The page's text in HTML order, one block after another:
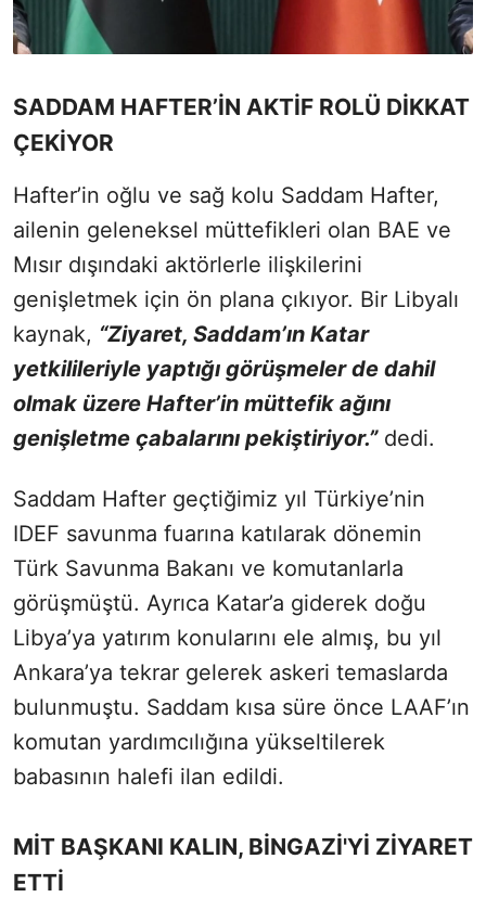
SADDAM HAFTER’İN AKTİF ROLÜ DİKKAT
ÇEKİYOR
Hafter’in oğlu ve sağ kolu Saddam Hafter,
ailenin geleneksel müttefikleri olan BAE ve
Mısır dışındaki aktörlerle ilişkilerini
genişletmek için ön plana çıkıyor. Bir Libyalı
kaynak, “Ziyaret, Saddam’ın Katar
yetkilileriyle yaptığı görüşmeler de dahil
olmak üzere Hafter’in müttefik ağını
genişletme çabalarını pekiştiriyor.”dedi.
Saddam Hafter geçtiğimiz yıl Türkiye’nin
IDEF savunma fuarına katılarak dönemin
Türk Savunma Bakanı ve komutanlarla
görüşmüştü. Ayrıca Katar’a giderek doğu
Libya’ya yatırım konularını ele almış, bu yıl
Ankara’ya tekrar gelerek askeri temaslarda
bulunmuştu. Saddam kısa süre önce LAAF’ın
komutan yardımcılığına yükseltilerek
babasının halefi ilan edildi.
MİT BAŞKANI KALIN, BİNGAZİ'Yİ ZİYARET
ETTİ